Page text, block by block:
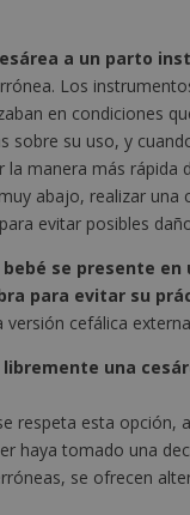
a un parto
Los
en condiciones
sobre su uso, y
la manera más rápida
abajo, realizar
evitar posibles
bebé se presente
para evitar su
versión cefálica
libremente una
respeta esta opción,
haya tomado una
se ofrecen